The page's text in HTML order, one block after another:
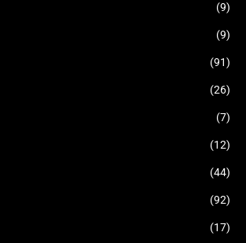
(9)
(9)
(91)
(26)
(7)
(12)
(44)
(92)
(17)